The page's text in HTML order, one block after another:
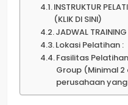
INSTRUKTUR
(KLIK DI SINI)
JADWAL
Lokasi Pelatihan :
Fasilitas
Group (Minimal
perusahaan